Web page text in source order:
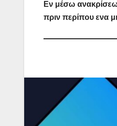
Εν μέσω
πριν περίπου ενα